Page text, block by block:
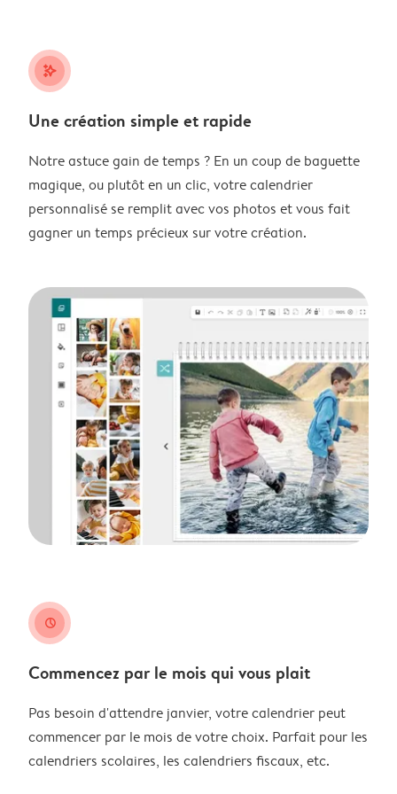
stars_plus
Une création simple et rapide
Notre astuce gain de temps ? En un coup de baguette
magique, ou plutôt en un clic, votre calendrier
personnalisé se remplit avec vos photos et vous fait
gagner un temps précieux sur votre création.
clock
Commencez par le mois qui vous plait
Pas besoin d'attendre janvier, votre calendrier peut
commencer par le mois de votre choix. Parfait pour les
calendriers scolaires, les calendriers fiscaux, etc.